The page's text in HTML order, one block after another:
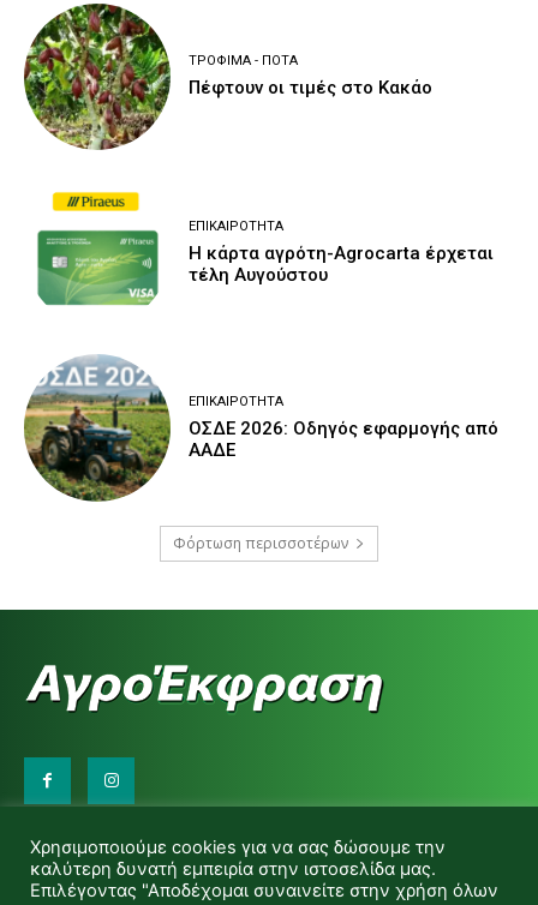
ΤΡΌΦΙΜΑ - ΠΟΤΆ
Πέφτουν οι τιμές στο Κακάο
ΕΠΙΚΑΙΡΌΤΗΤΑ
Η κάρτα αγρότη-Agrocarta έρχεται
τέλη Αυγούστου
ΕΠΙΚΑΙΡΌΤΗΤΑ
ΟΣΔΕ 2026: Οδηγός εφαρμογής από
ΑΑΔΕ
Φόρτωση περισσοτέρων
d.makas@yahoo.gr
info@agrofitro.gr
Μακάς Ντίνος
Χρησιμοποιούμε cookies για να σας δώσουμε την
καλύτερη δυνατή εμπειρία στην ιστοσελίδα μας.
Επιλέγοντας "Αποδέχομαι συναινείτε στην χρήση όλων